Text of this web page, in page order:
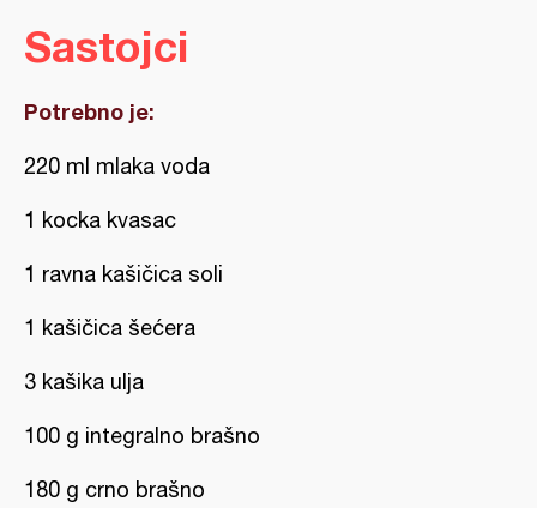
Sastojci
Potrebno je:
220 ml mlaka voda
1 kocka kvasac
1 ravna kašičica soli
1 kašičica šećera
3 kašika ulja
100 g integralno brašno
180 g crno brašno